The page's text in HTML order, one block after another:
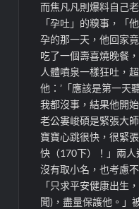
而焦凡凡則爆料自己
「孕吐」的糗事，「
孕的那一天，他回家
吃了一個壽喜燒晚餐
人體噴泉一樣狂吐，
他：’「應該是第一天
我都沒事，結果他開
老公婁峻碩是緊張大
寶寶心跳很快，很緊
快（170下）！」兩
沒有取小名，也考慮
「只求平安健康出生
聞)，盡量保護他。」